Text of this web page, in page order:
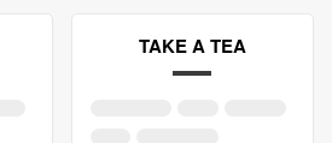
TAKE A TEA